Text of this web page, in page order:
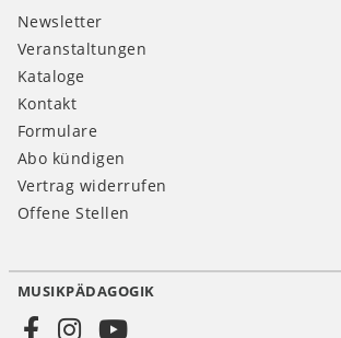
Newsletter
Veranstaltungen
Kataloge
Kontakt
Formulare
Abo kündigen
Vertrag widerrufen
Offene Stellen
Social
MUSIKPÄDAGOGIK